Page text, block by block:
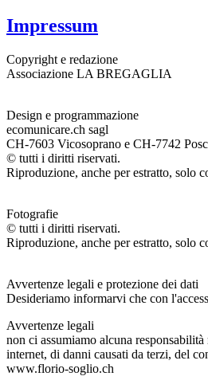
Impressum
Copyright e redazione
Associazione LA BREGAGLIA
Design e programmazione
ecomunicare.ch sagl
CH-7603 Vicosoprano e CH-7742
© tutti i diritti riservati.
Riproduzione, anche per estratto, solo
Fotografie
© tutti i diritti riservati.
Riproduzione, anche per estratto, solo
Avvertenze legali e protezione dei dati
Desideriamo informarvi che con
Avvertenze legali
non ci assumiamo alcuna
internet, di danni causati da terzi, del
www.florio-soglio.ch